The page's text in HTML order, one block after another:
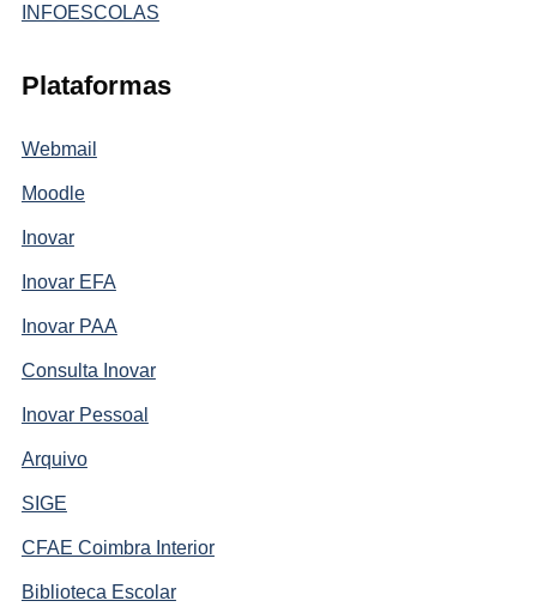
INFOESCOLAS
Plataformas
Webmail
Moodle
Inovar
Inovar EFA
Inovar PAA
Consulta Inovar
Inovar Pessoal
Arquivo
SIGE
CFAE Coimbra Interior
Biblioteca Escolar